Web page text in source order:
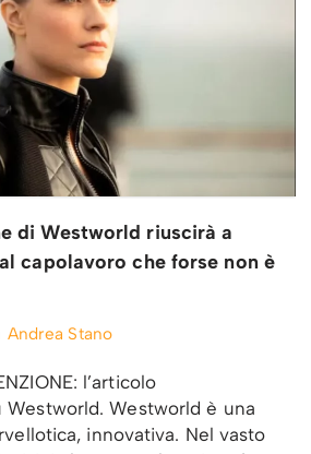
di Westworld riuscirà a
capolavoro che forse non è
Andrea Stano
l’articolo
Westworld è una
innovativa. Nel vasto